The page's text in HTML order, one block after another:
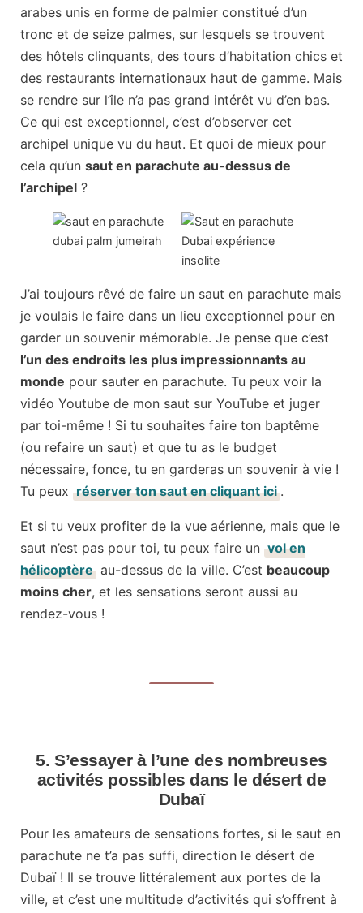
arabes unis en forme de palmier constitué d’un
tronc et de seize palmes, sur lesquels se trouvent
des hôtels clinquants, des tours d’habitation chics et
des restaurants internationaux haut de gamme. Mais
se rendre sur l’île n’a pas grand intérêt vu d’en bas.
Ce qui est exceptionnel, c’est d’observer cet
archipel unique vu du haut. Et quoi de mieux pour
cela qu’un saut en parachute au-dessus de
l’archipel ?
J’ai toujours rêvé de faire un saut en parachute mais
je voulais le faire dans un lieu exceptionnel pour en
garder un souvenir mémorable. Je pense que c’est
l’un des endroits les plus impressionnants au
monde pour sauter en parachute. Tu peux voir la
vidéo Youtube de mon saut sur YouTube et juger
par toi-même ! Si tu souhaites faire ton baptême
(ou refaire un saut) et que tu as le budget
nécessaire, fonce, tu en garderas un souvenir à vie !
Tu peux réserver ton saut en cliquant ici .
Et si tu veux profiter de la vue aérienne, mais que le
saut n’est pas pour toi, tu peux faire un vol en
hélicoptère au-dessus de la ville. C’est beaucoup
moins cher, et les sensations seront aussi au
rendez-vous !
5. S’essayer à l’une des nombreuses
activités possibles dans le désert de
Dubaï
Pour les amateurs de sensations fortes, si le saut en
parachute ne t’a pas suffi, direction le désert de
Dubaï ! Il se trouve littéralement aux portes de la
ville, et c’est une multitude d’activités qui s’offrent à